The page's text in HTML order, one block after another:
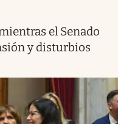
el Senado
y disturbios